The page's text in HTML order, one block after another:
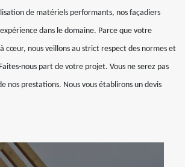
de matériels performants, nos façadiers
dans le domaine. Parce que votre
cœur, nous veillons au strict respect des normes et
nous part de votre projet. Vous ne serez pas
nos prestations. Nous vous établirons un devis